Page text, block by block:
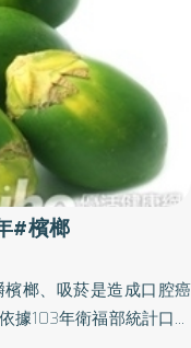
及朋友的35.8％，高中
％，其次才是家人及
年輕學子嚼檳榔與否的
是國際癌症研究總署公
即對人體致癌，研究亦
上癮，成癮後就很難戒
以上，就算戒掉檳榔，
旦檳榔成癮，無異於慢
築業工作的42歲葉先
不以為意，直到接受口
期發現將病變處部分切
，更危及家庭。根據國
#檳榔
檳榔、吸菸是造成口腔癌
據103年衛福部統計口腔